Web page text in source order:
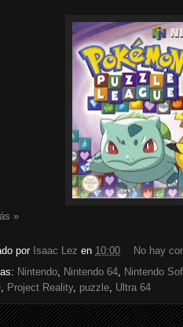
»
por Isaac Lez en 10:00
No hay
Nintendo Nintendo 64 Nintendo
Project Reality, puzzle Ultra 64